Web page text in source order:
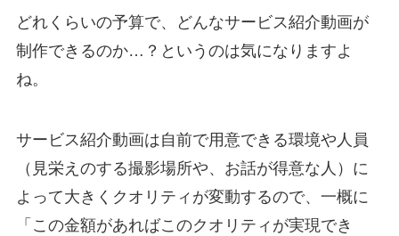
どれくらいの予算で、どんなサービス紹介動画が
制作できるのか…？というのは気になりますよ
ね。
サービス紹介動画は自前で用意できる環境や人員
（見栄えのする撮影場所や、お話が得意な人）に
よって大きくクオリティが変動するので、一概に
「この金額があればこのクオリティが実現でき